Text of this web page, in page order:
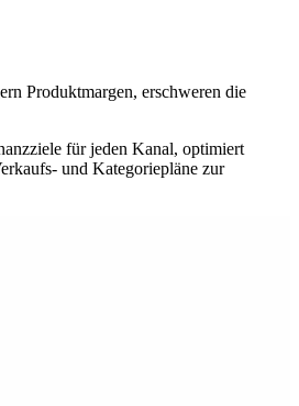
Produktmargen, erschweren die
für jeden Kanal, optimiert
und Kategoriepläne zur